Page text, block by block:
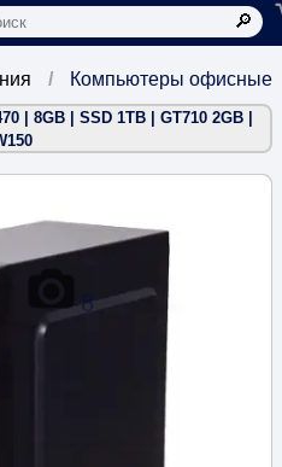
телефону:
Компьютеры офисные
| 8GB | SSD 1TB | GT710 2GB |
8